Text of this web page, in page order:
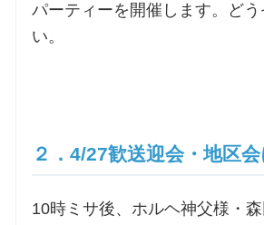
お問合せ
ご利用にあたって
交通・アクセス
パーティーを開催します。どう
い。
２．4/27歓送迎会・地区
10時ミサ後、ホルヘ神父様・